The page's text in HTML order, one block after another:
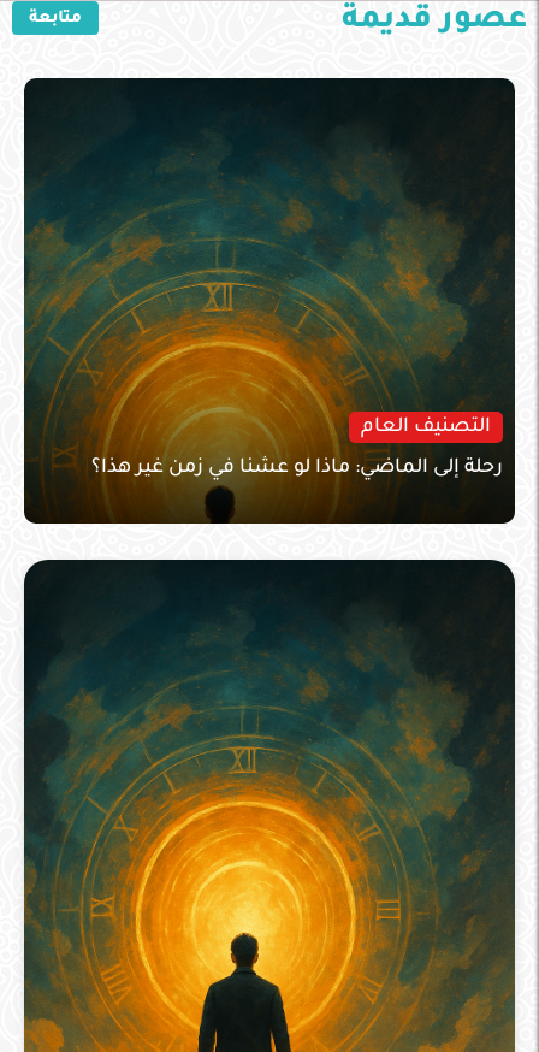
عصور قديمة متابعة
التصنيف العام
رحلة إلى الماضي: ماذا لو عشنا في زمن غير هذا؟